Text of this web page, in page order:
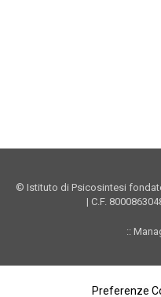
© Istituto di Psicosintesi
| C.F.
::
Preferenze